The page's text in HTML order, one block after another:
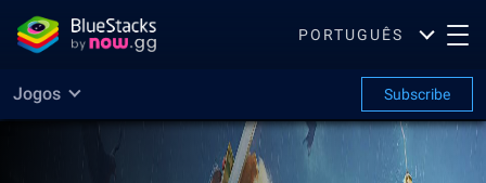
PORTUGUÊS
Jogos Subscribe